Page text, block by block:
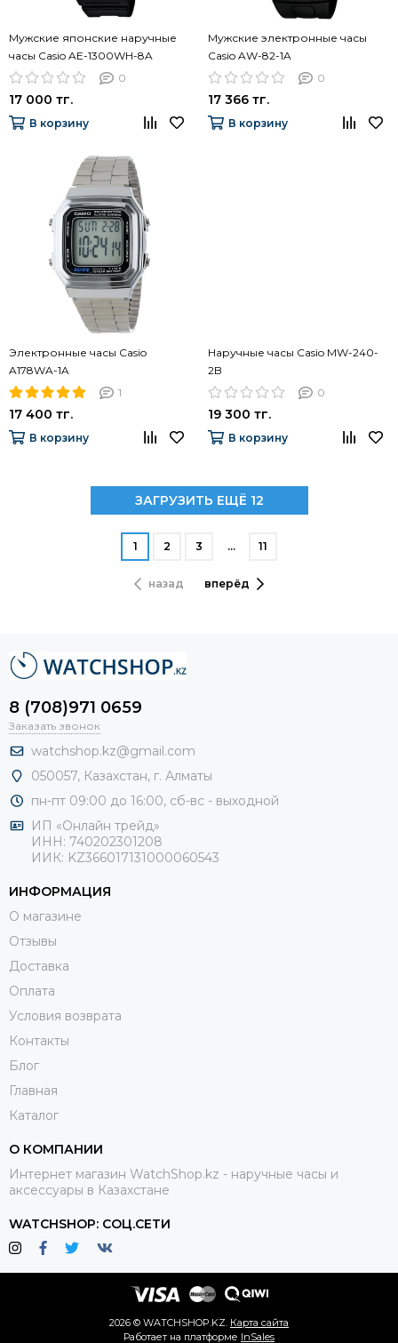
Мужские японские наручные
часы Casio AE-1300WH-8A
0
17 000 тг.
В корзину
Мужские электронные часы
Casio AW-82-1A
0
17 366 тг.
В корзину
Электронные часы Casio
A178WA-1A
1
17 400 тг.
В корзину
Наручные часы Casio MW-240-
2B
0
19 300 тг.
В корзину
ЗАГРУЗИТЬ ЕЩЁ 12
назад
1 2 3 … 11
вперёд
8 (708)971 0659
Заказать звонок
watchshop.kz@gmail.com
050057, Казахстан, г. Алматы
пн-пт 09:00 до 16:00, сб-вс - выходной
ИП «Онлайн трейд»
ИНН: 740202301208
ИИК: KZ366017131000060543
ИНФОРМАЦИЯ
О магазине
Отзывы
Доставка
Оплата
Условия возврата
Контакты
Блог
Главная
Каталог
О КОМПАНИИ
Интернет магазин WatchShop.kz - наручные часы и
аксессуары в Казахстане
WATCHSHOP: СОЦ.СЕТИ
2026 © WATCHSHOP.KZ. Карта сайта
Работает на платформе InSales